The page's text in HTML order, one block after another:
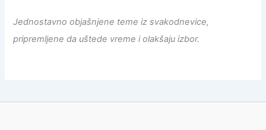
Jednostavno objašnjene teme iz svakodnevice,
pripremljene da uštede vreme i olakšaju izbor.